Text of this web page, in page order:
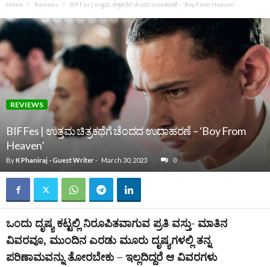
Home Reviews BIFFes | ಉತ್ತಮ ಚಿತ್ರಕಥೆಗೆ ಚೆಂದದ ಉದಾಹರಣೆ – ‘Boy From Heaven’
REVIEWS
BIFFes | ಉತ್ತಮ ಚಿತ್ರಕಥೆಗೆ ಚೆಂದದ ಉದಾಹರಣೆ – ‘Boy From
Heaven’
ByK Phaniraj - Guest Writer- March 30, 2023 0
ಒಂದು ದೃಷ್ಯ ಕಟ್ಟಲ್ಲಿ ನಿರೂಪಿತವಾಗುವ ಪ್ರತಿ ವಸ್ತು- ಮಾತಿನ
ವಿವರವೂ, ಮುಂದಿನ ಎರಡು ಮೂರು ದೃಷ್ಯಗಳಲ್ಲಿ ತನ್ನ
ಪರಿಣಾಮವನ್ನು ತೋರಬೇಕು – ಇಲ್ಲದಿದ್ದರೆ ಆ ವಿವರಗಳು